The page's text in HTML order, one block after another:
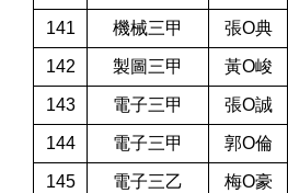
141 機械三甲 張O典
142 製圖三甲 黃O峻
143 電子三甲 張O誠
144 電子三甲 郭O倫
145 電子三乙 梅O豪